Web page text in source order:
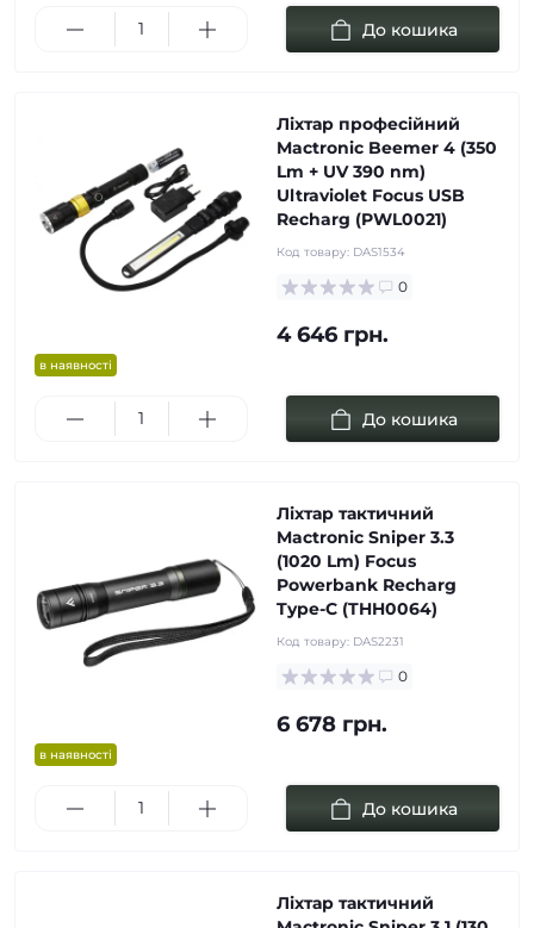
До кошика
в наявності
Ліхтар професійний
Mactronic Beemer 4 (350
Lm + UV 390 nm)
Ultraviolet Focus USB
Recharg (PWL0021)
Код товару: DAS1534
0
4 646 грн.
До кошика
в наявності
Ліхтар тактичний
Mactronic Sniper 3.3
(1020 Lm) Focus
Powerbank Recharg
Type-C (THH0064)
Код товару: DAS2231
0
6 678 грн.
До кошика
Ліхтар тактичний